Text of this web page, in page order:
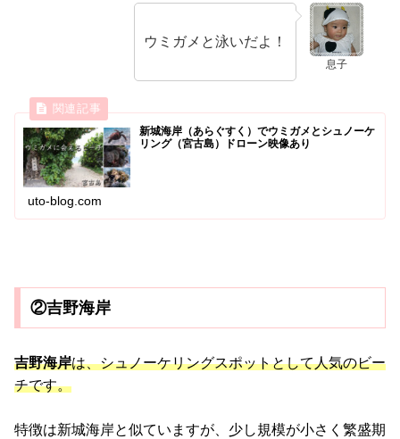
息子
ウミガメと泳いだよ！
新城海岸（あらぐすく）でウミガメとシュノーケ
リング（宮古島）ドローン映像あり
uto-blog.com
②吉野海岸
吉野海岸は、シュノーケリングスポットとして人気のビー
チです。
特徴は新城海岸と似ていますが、少し規模が小さく繁盛期